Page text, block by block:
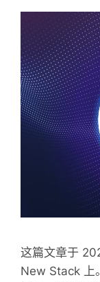
这篇文章于
New Stack 上